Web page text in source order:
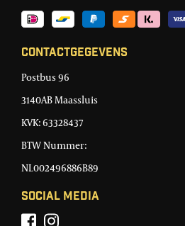
Contactgegevens
Postbus 96
3140AB Maassluis
KVK: 63328437
BTW Nummer:
NL002496886B89
Social Media